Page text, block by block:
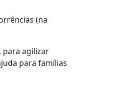
(na
para agilizar
para famílias